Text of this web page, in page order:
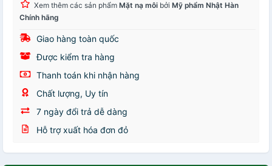
Xem thêm các sản phẩm Mặt nạ môi bởi Mỹ phẩm Nhật Hàn
Chính hãng
Giao hàng toàn quốc
Được kiểm tra hàng
Thanh toán khi nhận hàng
Chất lượng, Uy tín
7 ngày đổi trả dễ dàng
Hỗ trợ xuất hóa đơn đỏ